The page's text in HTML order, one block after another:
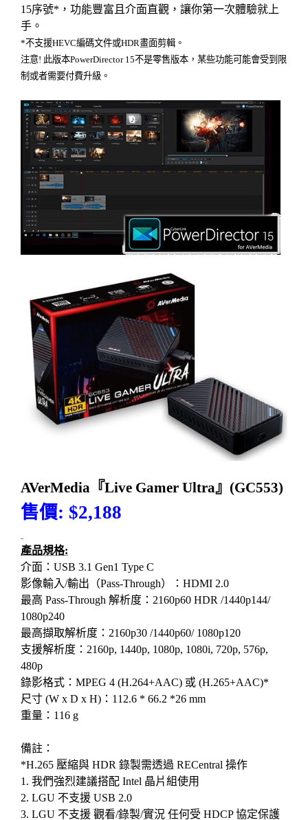
15序號* ，功能豐富且介面直觀，讓你第一次體驗就上
手。
*不支援HEVC編碼文件或HDR畫面剪輯。
注意! 此版本PowerDirector 15不是零售版本，某些功能可能會受到限
制或者需要付費升級。
AVerMedia 『Live Gamer Ultra』 (GC553)
售價: $2,188
產品規格:
介面： USB 3.1 Gen1 Type C
影像輸入/輸出（Pass-Through）： HDMI 2.0
最高 Pass-Through 解析度： 2160p60 HDR /1440p144/
1080p240
最高擷取解析度： 2160p30 /1440p60/ 1080p120
支援解析度： 2160p, 1440p, 1080p, 1080i, 720p, 576p,
480p
錄影格式： MPEG 4 (H.264+AAC) 或 (H.265+AAC)*
尺寸 (W x D x H) ： 112.6 * 66.2 *26 mm
重量： 116 g
備註：
*H.265 壓縮與 HDR 錄製需透過 RECentral 操作
1. 我們強烈建議搭配 Intel 晶片組使用
2. LGU 不支援 USB 2.0
3. LGU 不支援 觀看/錄製/實況 任何受 HDCP協定保護